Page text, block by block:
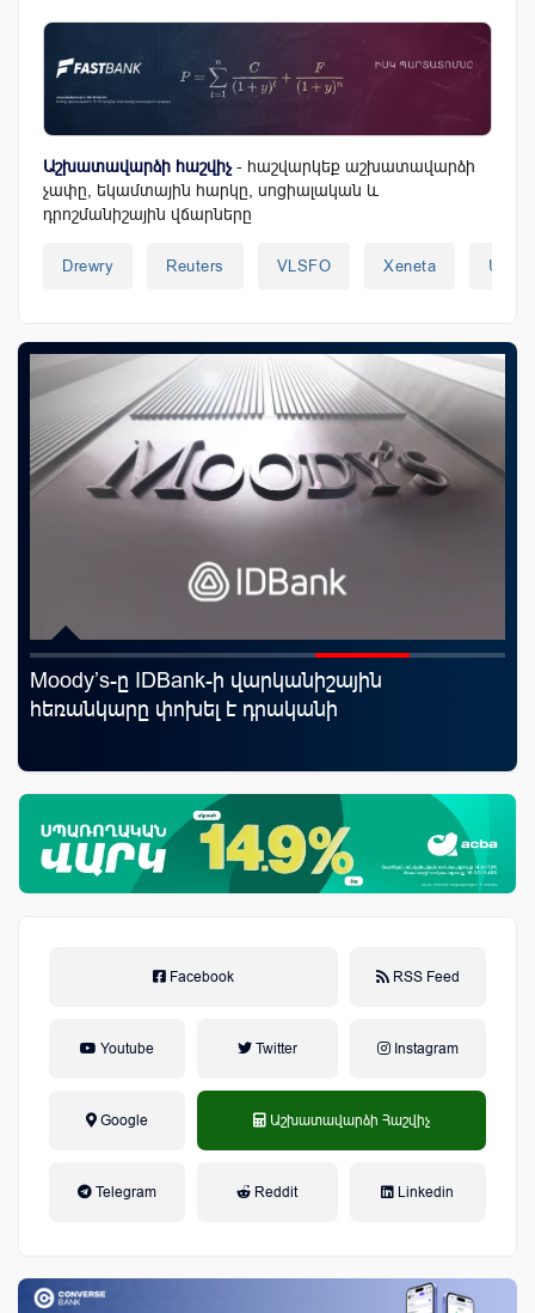
Աշխատավարձի հաշվիչ - հաշվարկեք աշխատավարձի
չափը, եկամտային հարկը, սոցիալական և
դրոշմանիշային վճարները
Drewry Reuters VLSFO Xeneta ԱՄԷ
Moody’s-ը IDBank-ի վարկանիշային
հեռանկարը փոխել է դրականի
Facebook RSS Feed
Youtube Twitter Instagram
Google Աշխատավարձի Հաշվիչ
Telegram Reddit Linkedin